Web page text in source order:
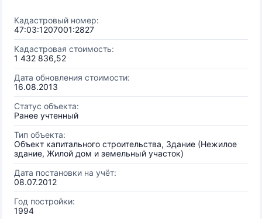
Кадастровый номер:
47:03:1207001:2827
Кадастровая стоимость:
1 432 836,52
Дата обновления стоимости:
16.08.2013
Статус объекта:
Ранее учтенный
Тип объекта:
Объект капитального строительства, Здание (Нежилое
здание, Жилой дом и земельный участок)
Дата постановки на учёт:
08.07.2012
Год постройки:
1994